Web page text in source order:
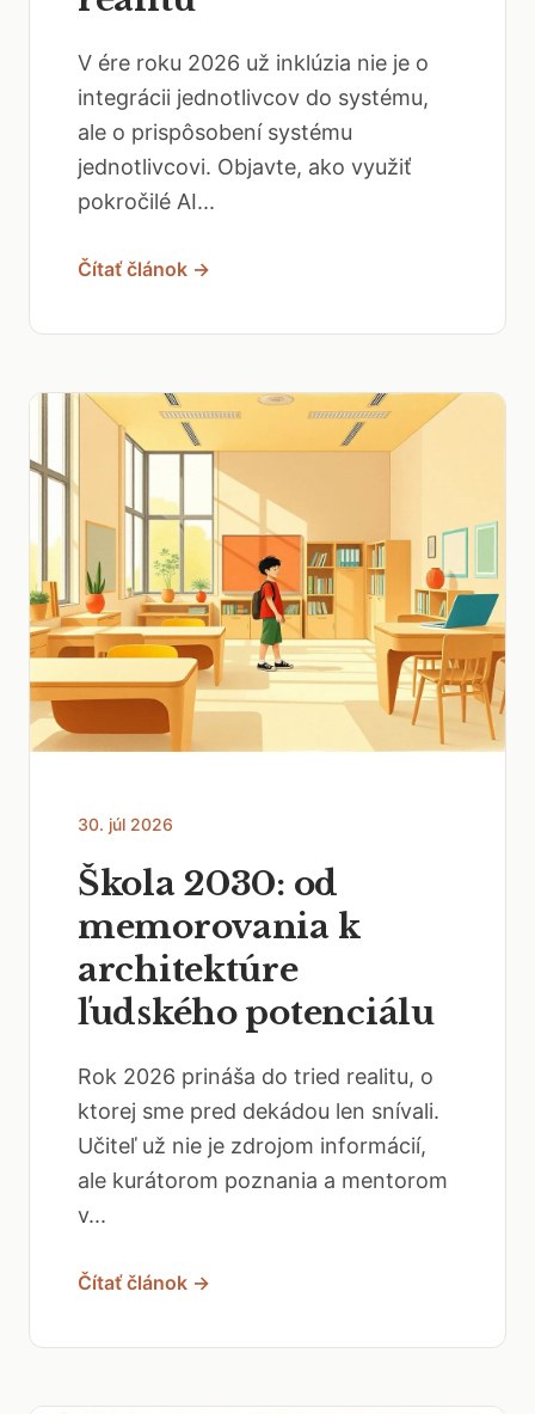
V ére roku 2026 už inklúzia nie je o
integrácii jednotlivcov do systému,
ale o prispôsobení systému
jednotlivcovi. Objavte, ako využiť
pokročilé AI...
Čítať článok →
30. júl 2026
Škola 2030: od
memorovania k
architektúre
ľudského potenciálu
Rok 2026 prináša do tried realitu, o
ktorej sme pred dekádou len snívali.
Učiteľ už nie je zdrojom informácií,
ale kurátorom poznania a mentorom
v...
Čítať článok →